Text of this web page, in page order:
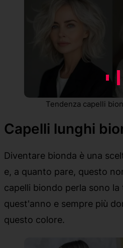
Tendenza capelli
Capelli lunghi
Diventare bionda è una
e, a quanto pare, questo
capelli biondo perla sono
quest'anno e sempre più
questo colore.